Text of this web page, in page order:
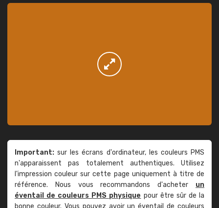
Important: sur les écrans d'ordinateur, les couleurs PMS
n'apparaissent pas totalement authentiques. Utilisez
l'impression couleur sur cette page uniquement à titre de
référence. Nous vous recommandons d'acheter un
éventail de couleurs PMS physique pour être sûr de la
bonne couleur. Vous pouvez avoir un éventail de couleurs